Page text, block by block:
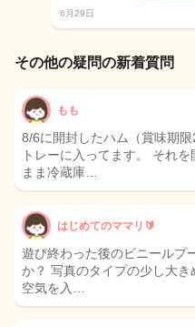
6月29日
その他の疑問の新着質問
もも
8/6に開封したハム（賞味期
トレーに入ってます。 それ
まま冷蔵庫…
はじめてのママリ🔰
遊び終わった後のビニールプ
か？ 写真のタイプの少し大
空気を入…